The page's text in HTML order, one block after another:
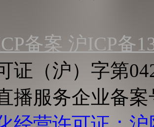
备案 沪ICP备
证（沪）字第
播服务企业备案